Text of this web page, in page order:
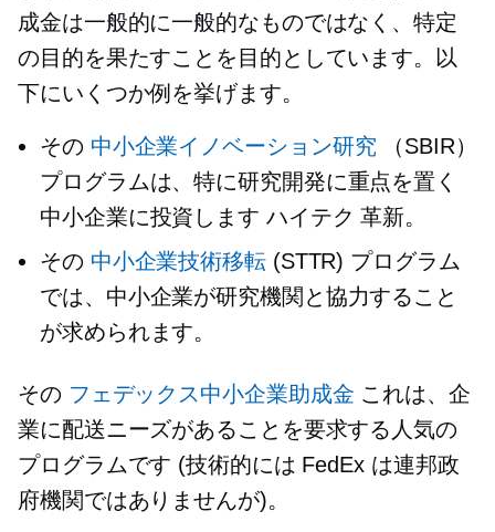
成金は一般的に一般的なものではなく、特定
の目的を果たすことを目的としています。以
下にいくつか例を挙げます。
その 中小企業イノベーション研究 （SBIR）
プログラムは、特に研究開発に重点を置く
中小企業に投資します ハイテク 革新。
その 中小企業技術移転(STTR) プログラム
では、中小企業が研究機関と協力すること
が求められます。
その フェデックス中小企業助成金 これは、企
業に配送ニーズがあることを要求する人気の
プログラムです (技術的には FedEx は連邦政
府機関ではありませんが)。